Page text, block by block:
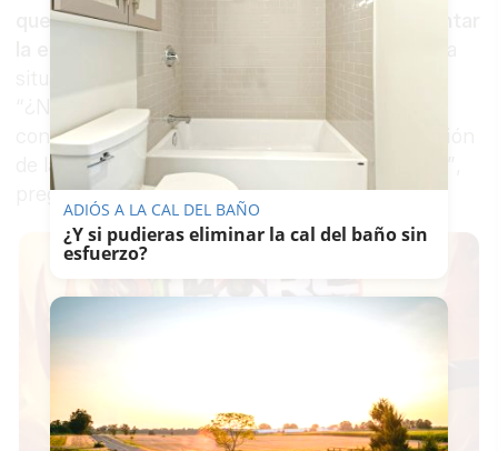
querido públicamente darle ánimos para afrontar
El socialista le interpelaba por la
situación de la educación pública en Andalucía.
“¿No cree, señor consejero, que se dan las
condiciones óptimas para proceder a la reducción
de la ratio por alumnos” en las aulas andaluzas?”,
preguntaba el socialista.
ADIÓS A LA CAL DEL BAÑO
¿Y si pudieras eliminar la cal del baño sin
esfuerzo?